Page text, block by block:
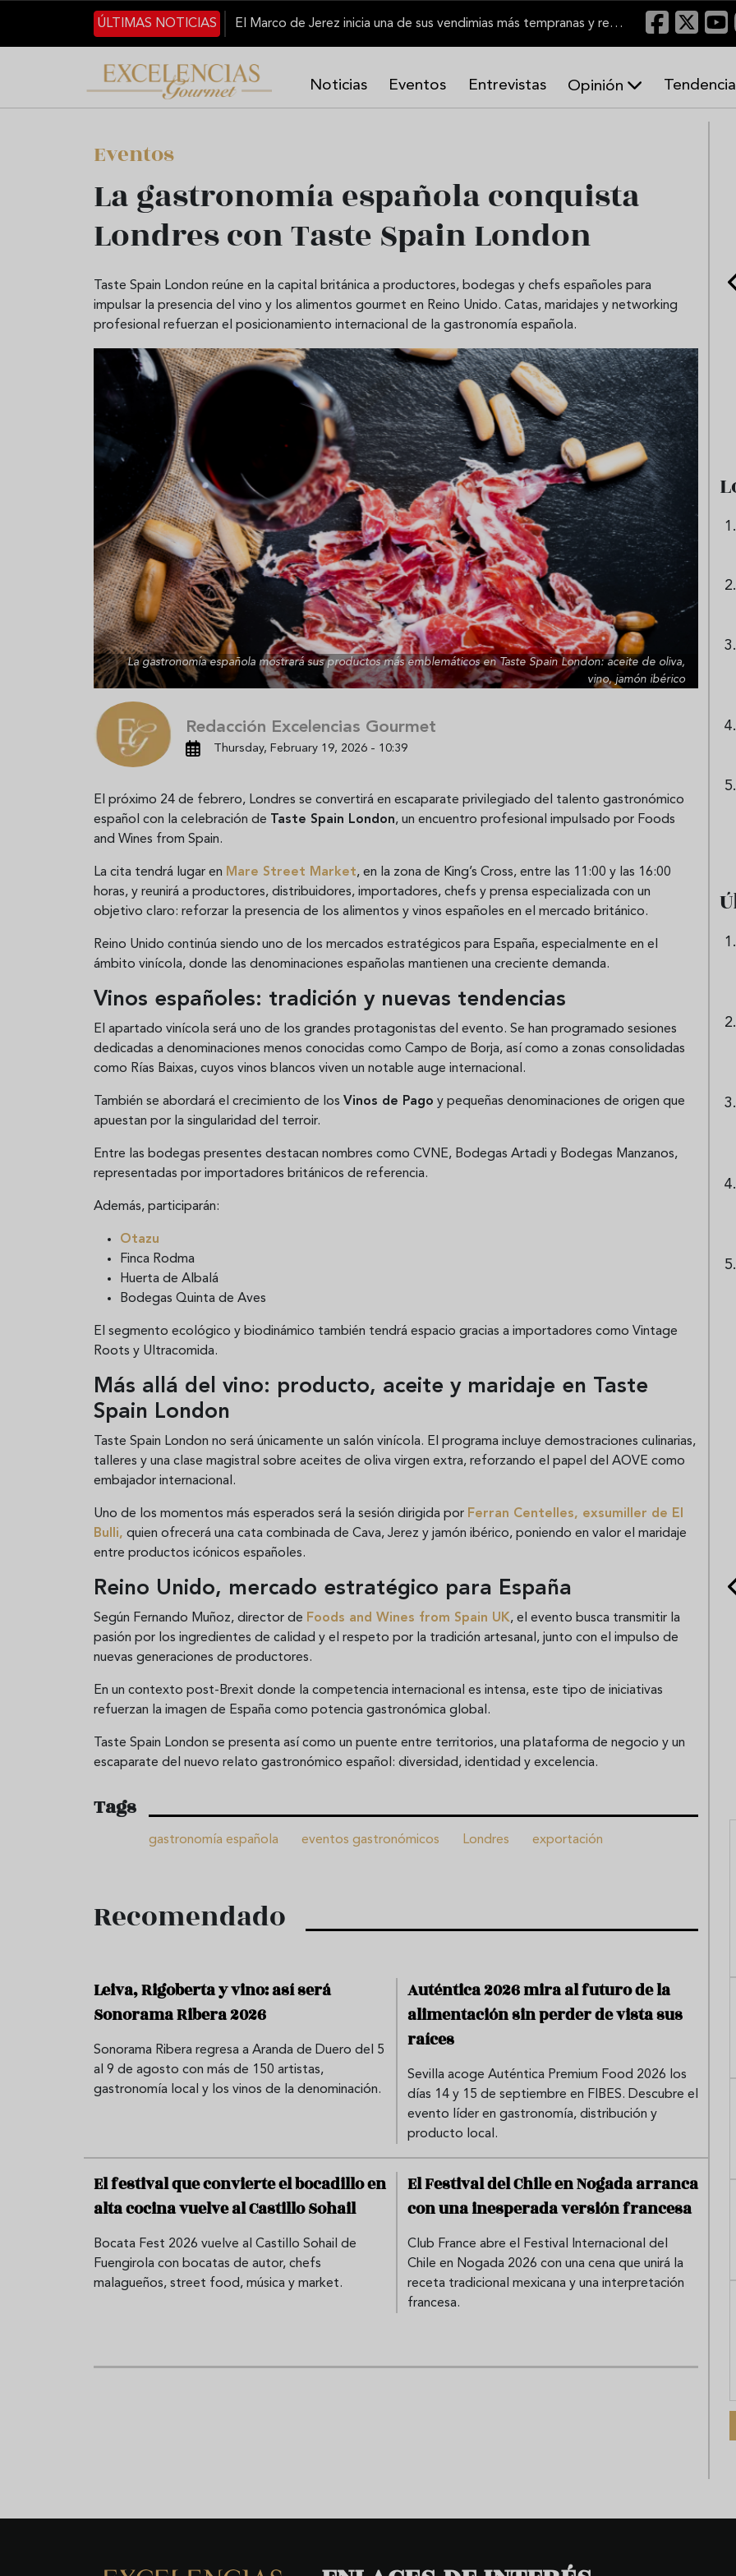
Skip to main content
ÚLTIMAS NOTICIAS
El Marco de Jerez inicia una de sus vendimias más tempranas y recupera producción
Noticias Eventos Entrevistas Opinión
n
s
Eventos
La gastronomía española conquista
Londres con Taste Spain London
Taste Spain London reúne en la capital británica a productores, bodegas y chefs españoles para
impulsar la presencia del vino y los alimentos gourmet en Reino Unido. Catas, maridajes y networking
profesional refuerzan el posicionamiento internacional de la gastronomía española.
La gastronomía española mostrará sus productos más emblemáticos en Taste Spain London: aceite de oliva,
vino, jamón ibérico
Redacción Excelencias Gourmet
Thursday, February 19, 2026 - 10:39
El próximo 24 de febrero, Londres se convertirá en escaparate privilegiado del talento gastronómico
español con la celebración de Taste Spain London, un encuentro profesional impulsado por Foods
and Wines from Spain.
La cita tendrá lugar en Mare Street Market, en la zona de King’s Cross, entre las 11:00 y las 16:00
horas, y reunirá a productores, distribuidores, importadores, chefs y prensa especializada con un
objetivo claro: reforzar la presencia de los alimentos y vinos españoles en el mercado británico.
Reino Unido continúa siendo uno de los mercados estratégicos para España, especialmente en el
ámbito vinícola, donde las denominaciones españolas mantienen una creciente demanda.
Vinos españoles: tradición y nuevas tendencias
El apartado vinícola será uno de los grandes protagonistas del evento. Se han programado sesiones
dedicadas a denominaciones menos conocidas como Campo de Borja, así como a zonas consolidadas
como Rías Baixas, cuyos vinos blancos viven un notable auge internacional.
También se abordará el crecimiento de los Vinos de Pago y pequeñas denominaciones de origen que
apuestan por la singularidad del terroir.
Entre las bodegas presentes destacan nombres como CVNE, Bodegas Artadi y Bodegas Manzanos,
representadas por importadores británicos de referencia.
Además, participarán:
Otazu
Finca Rodma
Huerta de Albalá
Bodegas Quinta de Aves
El segmento ecológico y biodinámico también tendrá espacio gracias a importadores como Vintage
Roots y Ultracomida.
Más allá del vino: producto, aceite y maridaje en Taste
Spain London
Taste Spain London no será únicamente un salón vinícola. El programa incluye demostraciones culinarias,
talleres y una clase magistral sobre aceites de oliva virgen extra, reforzando el papel del AOVE como
embajador internacional.
Uno de los momentos más esperados será la sesión dirigida por Ferran Centelles, exsumiller de El
Bulli, quien ofrecerá una cata combinada de Cava, Jerez y jamón ibérico, poniendo en valor el maridaje
entre productos icónicos españoles.
Reino Unido, mercado estratégico para España
Según Fernando Muñoz, director de Foods and Wines from Spain UK, el evento busca transmitir la
pasión por los ingredientes de calidad y el respeto por la tradición artesanal, junto con el impulso de
nuevas generaciones de productores.
En un contexto post-Brexit donde la competencia internacional es intensa, este tipo de iniciativas
refuerzan la imagen de España como potencia gastronómica global.
Taste Spain London se presenta así como un puente entre territorios, una plataforma de negocio y un
escaparate del nuevo relato gastronómico español: diversidad, identidad y excelencia.
Tags
gastronomía española eventos gastronómicos Londres exportación
Recomendado
Leiva, Rigoberta y vino: así será
Sonorama Ribera 2026
Sonorama Ribera regresa a Aranda de Duero del 5
al 9 de agosto con más de 150 artistas,
gastronomía local y los vinos de la denominación.
Auténtica 2026 mira al futuro de la
alimentación sin perder de vista sus
raíces
Sevilla acoge Auténtica Premium Food 2026 los
días 14 y 15 de septiembre en FIBES. Descubre el
evento líder en gastronomía, distribución y
producto local.
El festival que convierte el bocadillo en
alta cocina vuelve al Castillo Sohail
Bocata Fest 2026 vuelve al Castillo Sohail de
Fuengirola con bocatas de autor, chefs
malagueños, street food, música y market.
El Festival del Chile en Nogada arranca
con una inesperada versión francesa
Club France abre el Festival Internacional del
Chile en Nogada 2026 con una cena que unirá la
receta tradicional mexicana y una interpretación
francesa.
Aceitunas: el aperitivo estrella
del verano
Sopa fría de sandía: el plato
que querrás repetir todo el
verano
Cinco cremas frías de verduras
que querrás repetir todo agosto